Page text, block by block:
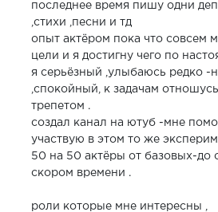
последнее время пишу одни
,стихи ,песни и тд
опыт актёром пока что совсем
цели и я достигну чего по
я серьёзный ,улыбаюсь редко -
,спокойный, к задачам
трепетом .
создал канал на ютуб -мне
участвую в этом то же
50 на 50 актёры от базовых-до
скором времени .
роли которые мне интересны ,